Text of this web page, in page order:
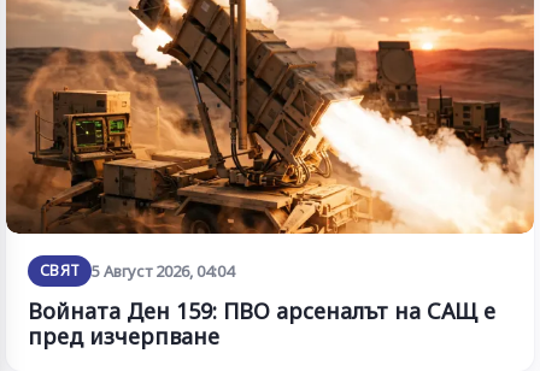
СВЯТ 5 Август 2026, 04:04
Войната Ден 159: ПВО арсеналът на САЩ е
пред изчерпване